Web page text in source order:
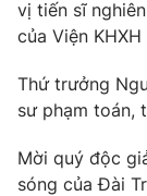
THỜI BÁO VTV
vị tiến sĩ
của Viện KHXH
Thứ trưởng
sư phạm toán,
Mời quý độc
sóng của Đài